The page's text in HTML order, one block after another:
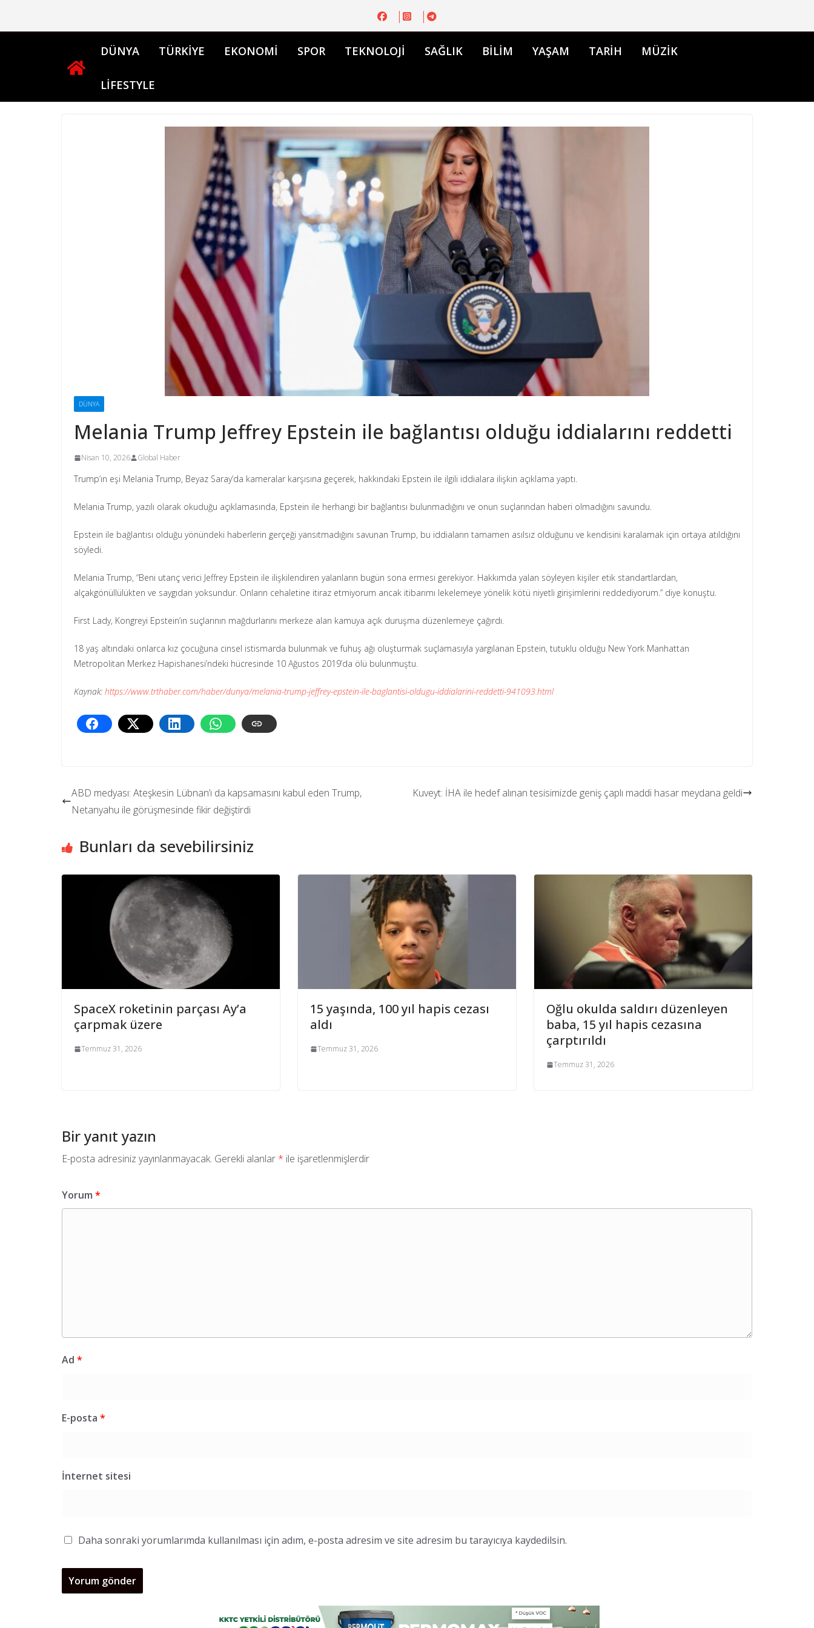
DÜNYA TÜRKİYE EKONOMİ SPOR TEKNOLOJİ SAĞLIK BİLİM YAŞAM TARİH MÜZİK
LİFESTYLE
DÜNYA
Melania Trump Jeffrey Epstein ile bağlantısı olduğu iddialarını reddetti
Nisan 10, 2026 Global Haber
Trump’ın eşi Melania Trump, Beyaz Saray’da kameralar karşısına geçerek, hakkındaki Epstein ile ilgili iddialara ilişkin açıklama yaptı.
Melania Trump, yazılı olarak okuduğu açıklamasında, Epstein ile herhangi bir bağlantısı bulunmadığını ve onun suçlarından haberi olmadığını savundu.
Epstein ile bağlantısı olduğu yönündeki haberlerin gerçeği yansıtmadığını savunan Trump, bu iddiaların tamamen asılsız olduğunu ve kendisini karalamak için ortaya atıldığını
söyledi.
Melania Trump, “Beni utanç verici Jeffrey Epstein ile ilişkilendiren yalanların bugün sona ermesi gerekiyor. Hakkımda yalan söyleyen kişiler etik standartlardan,
alçakgönüllülükten ve saygıdan yoksundur. Onların cehaletine itiraz etmiyorum ancak itibarımı lekelemeye yönelik kötü niyetli girişimlerini reddediyorum.” diye konuştu.
First Lady, Kongreyi Epstein’ın suçlarının mağdurlarını merkeze alan kamuya açık duruşma düzenlemeye çağırdı.
18 yaş altındaki onlarca kız çocuğuna cinsel istismarda bulunmak ve fuhuş ağı oluşturmak suçlamasıyla yargılanan Epstein, tutuklu olduğu New York Manhattan
Metropolitan Merkez Hapishanesi’ndeki hücresinde 10 Ağustos 2019’da ölü bulunmuştu.
Kaynak: https://www.trthaber.com/haber/dunya/melania-trump-jeffrey-epstein-ile-baglantisi-oldugu-iddialarini-reddetti-941093.html
ABD medyası: Ateşkesin Lübnan’ı da kapsamasını kabul eden Trump,
Netanyahu ile görüşmesinde fikir değiştirdi
Kuveyt: İHA ile hedef alınan tesisimizde geniş çaplı maddi hasar meydana geldi
Bunları da sevebilirsiniz
SpaceX roketinin parçası Ay’a
çarpmak üzere
Temmuz 31, 2026
15 yaşında, 100 yıl hapis cezası
aldı
Temmuz 31, 2026
Oğlu okulda saldırı düzenleyen
baba, 15 yıl hapis cezasına
çarptırıldı
Temmuz 31, 2026
Bir yanıt yazın
E-posta adresiniz yayınlanmayacak. Gerekli alanlar * ile işaretlenmişlerdir
Yorum *
Ad *
E-posta *
İnternet sitesi
Daha sonraki yorumlarımda kullanılması için adım, e-posta adresim ve site adresim bu tarayıcıya kaydedilsin.